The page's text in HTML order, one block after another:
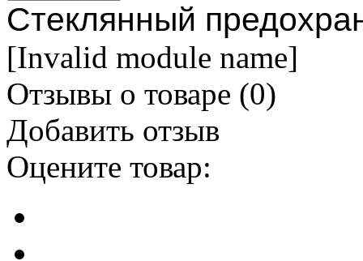
Стеклянный
[Invalid module name]
Отзывы о товаре (0)
Добавить отзыв
Оцените товар: